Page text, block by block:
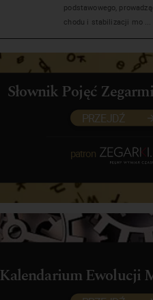
podstawowego,
chodu i stabilizacji mo ...
Słownik Pojęć
PRZEJDŹ
patron
Kalendarium Ewolucji